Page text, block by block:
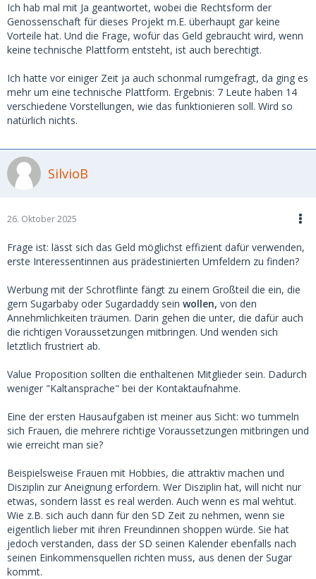
Ich hab mal mit Ja geantwortet, wobei die Rechtsform der
Genossenschaft für dieses Projekt m.E. überhaupt gar keine
Vorteile hat. Und die Frage, wofür das Geld gebraucht wird, wenn
keine technische Plattform entsteht, ist auch berechtigt.
Ich hatte vor einiger Zeit ja auch schonmal rumgefragt, da ging es
mehr um eine technische Plattform. Ergebnis: 7 Leute haben 14
verschiedene Vorstellungen, wie das funktionieren soll. Wird so
natürlich nichts.
SilvioB
26. Oktober 2025
Frage ist: lässt sich das Geld möglichst effizient dafür verwenden,
erste Interessentinnen aus prädestinierten Umfeldern zu finden?
Werbung mit der Schrotflinte fängt zu einem Großteil die ein, die
gern Sugarbaby oder Sugardaddy sein wollen, von den
Annehmlichkeiten träumen. Darin gehen die unter, die dafür auch
die richtigen Voraussetzungen mitbringen. Und wenden sich
letztlich frustriert ab.
Value Proposition sollten die enthaltenen Mitglieder sein. Dadurch
weniger "Kaltansprache" bei der Kontaktaufnahme.
Eine der ersten Hausaufgaben ist meiner aus Sicht: wo tummeln
sich Frauen, die mehrere richtige Voraussetzungen mitbringen und
wie erreicht man sie?
Beispielsweise Frauen mit Hobbies, die attraktiv machen und
Disziplin zur Aneignung erfordern. Wer Disziplin hat, will nicht nur
etwas, sondern lässt es real werden. Auch wenn es mal wehtut.
Wie z.B. sich auch dann für den SD Zeit zu nehmen, wenn sie
eigentlich lieber mit ihren Freundinnen shoppen würde. Sie hat
jedoch verstanden, dass der SD seinen Kalender ebenfalls nach
seinen Einkommensquellen richten muss, aus denen der Sugar
kommt.